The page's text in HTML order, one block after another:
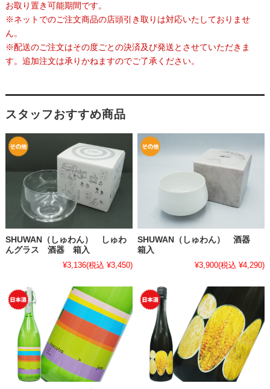
お取り置き可能期間です。
※ネットでのご注文商品の店頭引き取りは対応いたしておりませ
ん。
※配送のご注文はその度ごとの決済及び発送とさせていただきま
す。追加注文は承りかねますのでご了承ください。
スタッフおすすめ商品
SHUWAN（しゅわん） しゅわ
んグラス 酒器 箱入
¥3,136(税込 ¥3,450)
SHUWAN（しゅわん） 酒器
箱入
¥3,900(税込 ¥4,290)